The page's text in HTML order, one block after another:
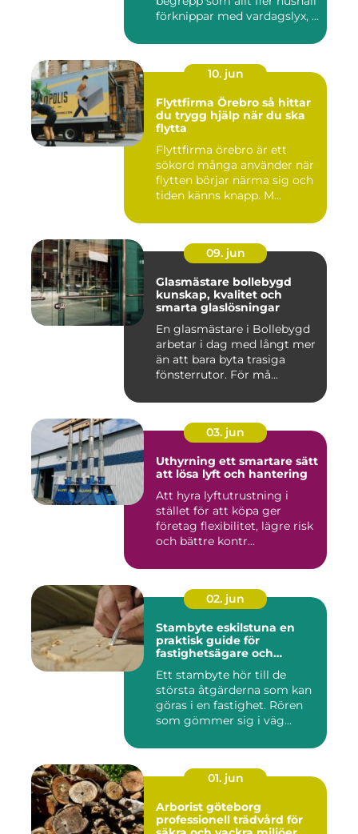
förknippar med vardagslyx, ...
10. jun
Flyttfirma Örebro så hittar
du trygg hjälp när du ska
flytta
Flyttfirma örebro är ett
sökord många använder när
flytten börjar närma sig och
tiden känns knapp. M...
09. jun
Glasmästare bollebygd
kunskap, kvalitet och
smarta glaslösningar
En glasmästare i Bollebygd
arbetar i dag med långt mer
än att bara byta trasiga
fönsterrutor. För må...
03. jun
Uthyrning ett smartare sätt
att lösa lyft och hantering
Att hyra lyftutrustning i
stället för att köpa ger
företag flexibilitet, lägre risk
och bättre kontr...
02. jun
Stambyte eskilstuna en
praktisk guide för
fastighetsägare och
Ett stambyte hör till de
största åtgärderna som kan
göras i en fastighet. Rören
som gömmer sig i väg...
01. jun
Arborist göteborg
professionell trädvård för